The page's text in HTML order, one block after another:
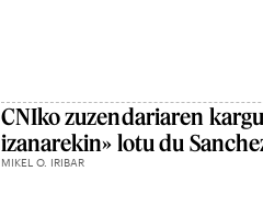
CNIko zuzendariaren
izanarekin» lotu du
MIKEL O. IRIBAR